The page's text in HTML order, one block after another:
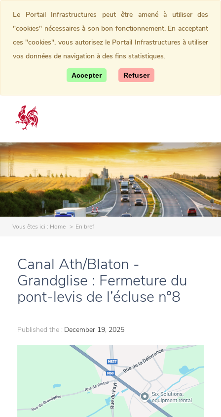
Vous êtes ici : Home En bref
Canal Ath/Blaton -
Grandglise : Fermeture du
pont-levis de l’écluse n°8
Published the : December 19, 2025
Le Portail Infrastructures peut être amené à utiliser des
"cookies" nécessaires à son bon fonctionnement. En acceptant
ces "cookies", vous autorisez le Portail Infrastructures à utiliser
vos données de navigation à des fins statistiques.
Accepter Refuser